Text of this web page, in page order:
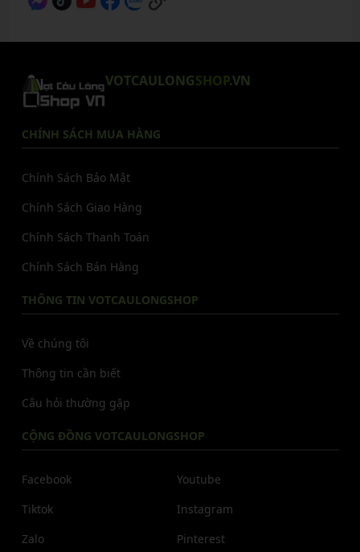
VOTCAULONGSHOP.VN
CHÍNH SÁCH MUA HÀNG
Chính Sách Bảo Mật
Chính Sách Giao Hàng
Chính Sách Thanh Toán
Chính Sách Bán Hàng
THÔNG TIN VOTCAULONGSHOP
Về chúng tôi
Thông tin cần biết
Câu hỏi thường gặp
CỘNG ĐỒNG VOTCAULONGSHOP
Facebook
Tiktok
Zalo
Youtube
Instagram
Pinterest